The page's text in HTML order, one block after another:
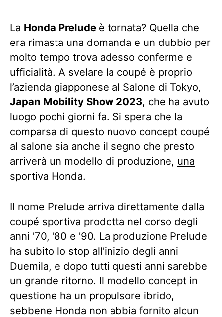
La Honda Prelude è tornata? Quella che
era rimasta una domanda e un dubbio per
molto tempo trova adesso conferme e
ufficialità. A svelare la coupé è proprio
l’azienda giapponese al Salone di Tokyo,
Japan Mobility Show 2023, che ha avuto
luogo pochi giorni fa. Si spera che la
comparsa di questo nuovo concept coupé
al salone sia anche il segno che presto
arriverà un modello di produzione, una
sportiva Honda.
Il nome Prelude arriva direttamente dalla
coupé sportiva prodotta nel corso degli
anni ’70, ’80 e ’90. La produzione Prelude
ha subito lo stop all’inizio degli anni
Duemila, e dopo tutti questi anni sarebbe
un grande ritorno. Il modello concept in
questione ha un propulsore ibrido,
sebbene Honda non abbia fornito alcun